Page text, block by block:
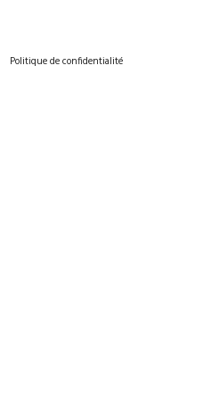
Politique de confidentialité